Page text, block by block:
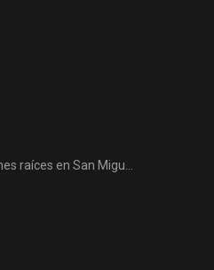
raíces en San Migu…